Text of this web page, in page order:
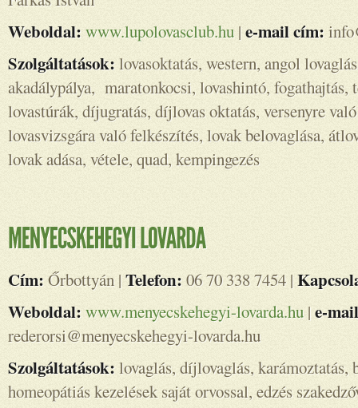
Weboldal: www.lupolovasclub.hu|e-mail cím:
Szolgáltatások: lovasoktatás, western, angol
akadálypálya, maratonkocsi, lovashintó, fogathajtás,
lovastúrák, díjugratás, díjlovas oktatás, versenyre
lovasvizsgára való felkészítés, lovak belovaglása,
lovak adása, vétele, quad, kempingezés
Cím: Őrbottyán |Telefon: 06 70 338 7454 |
Weboldal: www.menyecskehegyi-lovarda.hu |e-
rederorsi@menyecskehegyi-lovarda.hu
Szolgáltatások: lovaglás, díjlovaglás, karámoztatás,
homeopátiás kezelések saját orvossal, edzés